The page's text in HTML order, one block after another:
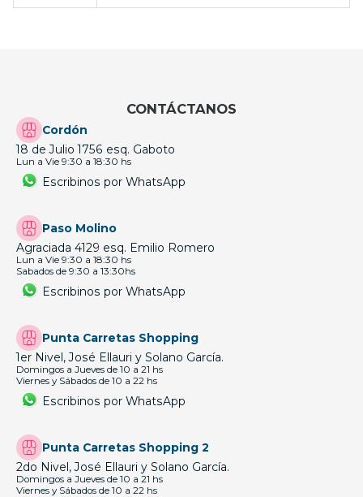
CONTÁCTANOS
Cordón
18 de Julio 1756 esq. Gaboto
Lun a Vie 9:30 a 18:30 hs
Escribinos por WhatsApp
Paso Molino
Agraciada 4129 esq. Emilio Romero
Lun a Vie 9:30 a 18:30 hs
Sabados de 9:30 a 13:30hs
Escribinos por WhatsApp
Punta Carretas Shopping
1er Nivel, José Ellauri y Solano García.
Domingos a Jueves de 10 a 21 hs
Viernes y Sábados de 10 a 22 hs
Escribinos por WhatsApp
Punta Carretas Shopping 2
2do Nivel, José Ellauri y Solano García.
Domingos a Jueves de 10 a 21 hs
Viernes y Sábados de 10 a 22 hs